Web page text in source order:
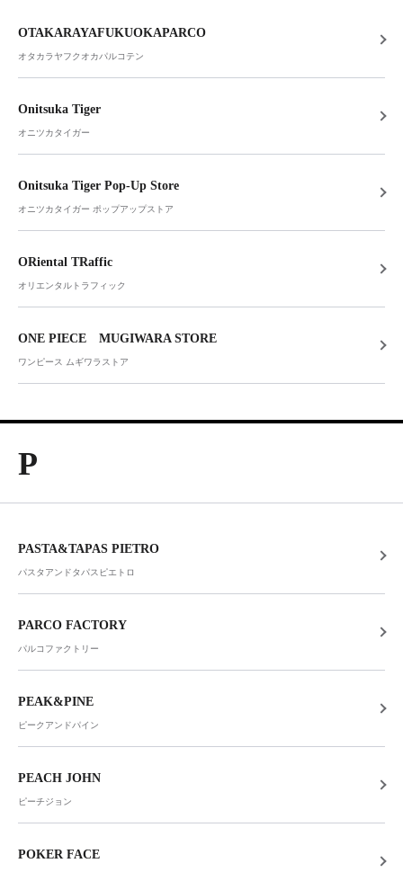
OTAKARAYAFUKUOKAPARCO
オタカラヤフクオカパルコテン
Onitsuka Tiger
オニツカタイガー
Onitsuka Tiger Pop-Up Store
オニツカタイガー ポップアップストア
ORiental TRaffic
オリエンタルトラフィック
ONE PIECE MUGIWARA STORE
ワンピース ムギワラストア
P
PASTA&TAPAS PIETRO
パスタアンドタパスピエトロ
PARCO FACTORY
パルコファクトリー
PEAK&PINE
ピークアンドパイン
PEACH JOHN
ピーチジョン
POKER FACE